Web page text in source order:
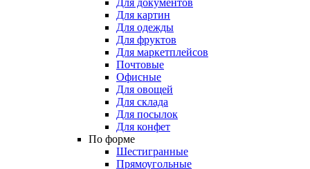
Для документов
Для картин
Для одежды
Для фруктов
Для маркетплейсов
Почтовые
Офисные
Для овощей
Для склада
Для посылок
Для конфет
По форме
Шестигранные
Прямоугольные